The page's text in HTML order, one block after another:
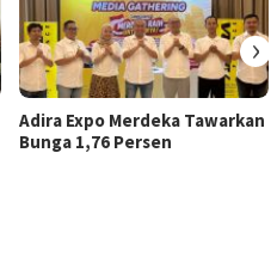
Adira Expo Merdeka Tawarkan
Bunga 1,76 Persen
›